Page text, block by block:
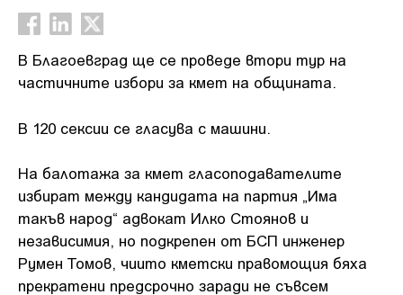
В Благоевград ще се проведе втори тур на
частичните избори за кмет на общината.
В 120 сексии се гласува с машини.
На балотажа за кмет гласоподавателите
избират между кандидата на партия „Има
такъв народ“ адвокат Илко Стоянов и
независимия, но подкрепен от БСП инженер
Румен Томов, чиито кметски правомощия бяха
прекратени предсрочно заради не съвсем